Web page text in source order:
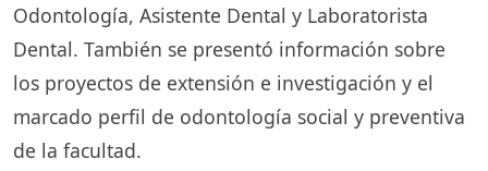
Odontología, Asistente Dental y Laboratorista
Dental. También se presentó información sobre
los proyectos de extensión e investigación y el
marcado perfil de odontología social y preventiva
de la facultad.